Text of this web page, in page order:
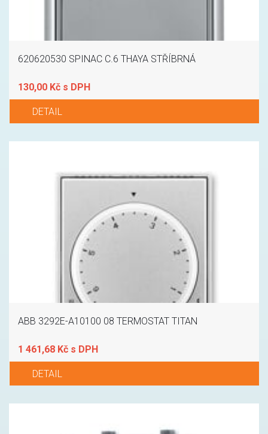
620620530 SPINAC C.6 THAYA STŘÍBRNÁ
130,00 Kč s DPH
DETAIL
ABB 3292E-A10100 08 TERMOSTAT TITAN
1 461,68 Kč s DPH
DETAIL